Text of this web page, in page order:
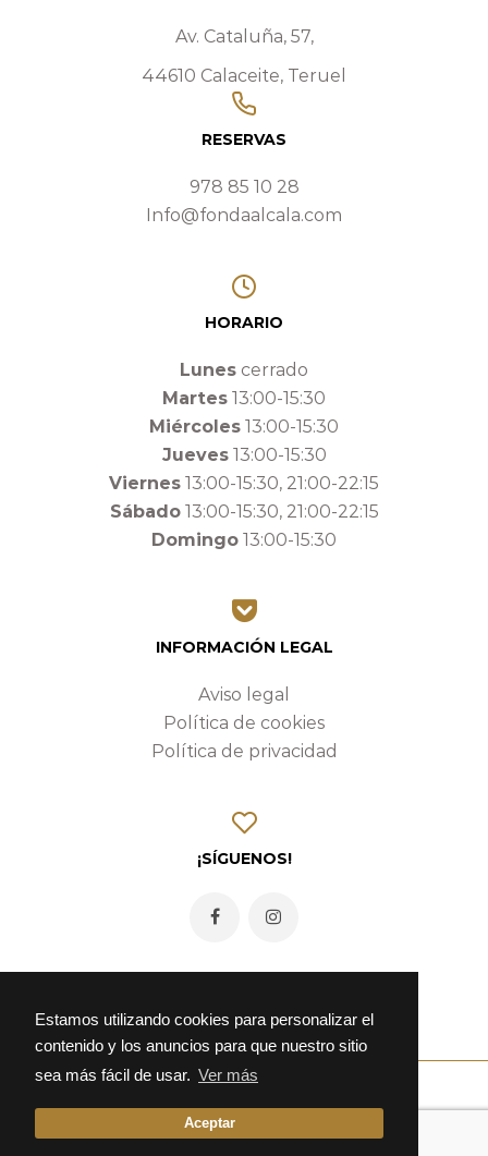
Estamos utilizando cookies para personalizar el
contenido y los anuncios para que nuestro sitio
sea más fácil de usar. Ver más
Aceptar
Av. Cataluña, 57,
44610 Calaceite, Teruel
RESERVAS
978 85 10 28
Info@fondaalcala.com
HORARIO
Lunes cerrado
Martes 13:00-15:30
Miércoles 13:00-15:30
Jueves13:00-15:30
Viernes 13:00-15:30, 21:00-22:15
Sábado13:00-15:30, 21:00-22:15
Domingo 13:00-15:30
INFORMACIÓN LEGAL
Aviso legal
Política de cookies
Política de privacidad
¡SÍGUENOS!
© 2026 Fonda Alcalá